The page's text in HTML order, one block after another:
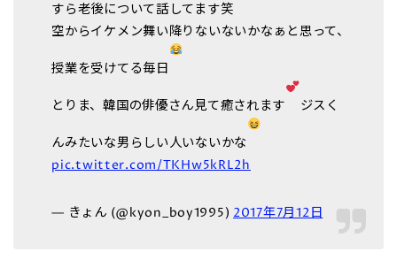
すら老後について話してます笑
空からイケメン舞い降りないないかなぁと思って、
授業を受けてる毎日
とりま、韓国の俳優さん見て癒されます ジスく
んみたいな男らしい人いないかな
pic.twitter.com/TKHw5kRL2h
— きょん (@kyon_boy1995) 2017年7月12日